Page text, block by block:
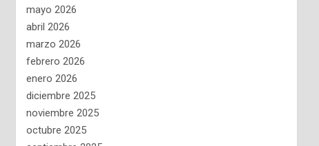
mayo 2026
abril 2026
marzo 2026
febrero 2026
enero 2026
diciembre 2025
noviembre 2025
octubre 2025